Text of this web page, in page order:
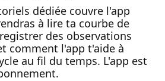
dédiée couvre l'app
à lire ta courbe de
des observations
comment l'app t'aide à
au fil du temps. L'app est